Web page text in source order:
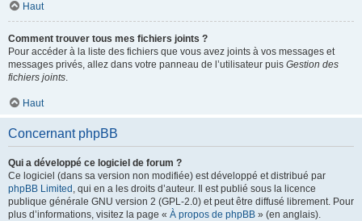
Haut
Comment trouver tous mes fichiers joints ?
Pour accéder à la liste des fichiers que vous avez joints à vos messages et
messages privés, allez dans votre panneau de l’utilisateur puis Gestion des
fichiers joints.
Haut
Concernant phpBB
Qui a développé ce logiciel de forum ?
Ce logiciel (dans sa version non modifiée) est développé et distribué par
phpBB Limited , qui en a les droits d’auteur. Il est publié sous la licence
publique générale GNU version 2 (GPL-2.0) et peut être diffusé librement. Pour
plus d’informations, visitez la page « À propos de phpBB » (en anglais).